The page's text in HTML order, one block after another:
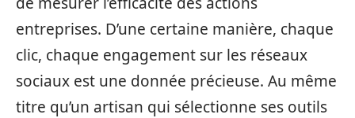
entreprises. D’une certaine manière, chaque
clic, chaque engagement sur les réseaux
sociaux est une donnée précieuse. Au même
titre qu’un artisan qui sélectionne ses outils